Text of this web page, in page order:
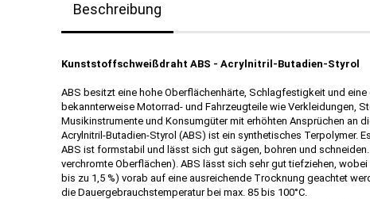
Beschreibung
Kunststoffschweißdraht ABS - Acrylnitril-Butadien-Styrol
ABS besitzt eine hohe Oberflächenhärte, Schlagfestigkeit und
bekannterweise Motorrad- und Fahrzeugteile wie Verkleidungen,
Musikinstrumente und Konsumgüter mit erhöhten Ansprüchen an
Acrylnitril-Butadien-Styrol (ABS) ist ein synthetisches Terpolymer.
ABS ist formstabil und lässt sich gut sägen, bohren und
verchromte Oberflächen). ABS lässt sich sehr gut tiefziehen,
bis zu 1,5 %) vorab auf eine ausreichende Trocknung geachtet
die Dauergebrauchstemperatur bei max. 85 bis 100°C.